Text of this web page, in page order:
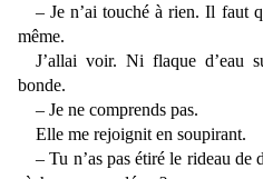
– Je n’ai touché à rien. Il faut
même.
J’allai voir. Ni flaque d’eau
bonde.
– Je ne comprends pas.
Elle me rejoignit en soupirant.
– Tu n’as pas étiré le rideau